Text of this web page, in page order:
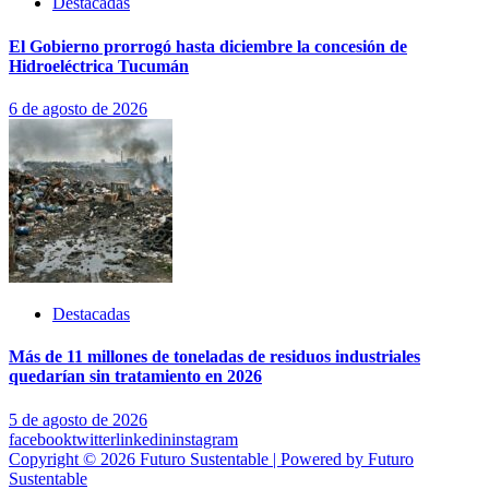
El Gobierno prorrogó hasta diciembre la concesión de
Hidroeléctrica Tucumán
6 de agosto de 2026
Destacadas
Más de 11 millones de toneladas de residuos industriales
quedarían sin tratamiento en 2026
5 de agosto de 2026
facebooktwitterlinkedininstagram
Copyright © 2026 Futuro Sustentable | Powered by Futuro
Sustentable